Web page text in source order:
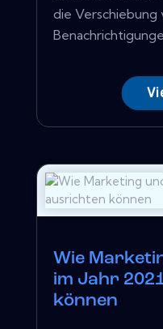
die Verschiebung
Wie
im Jahr
können